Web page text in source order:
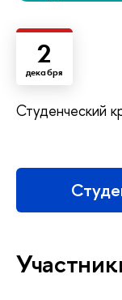
2
декабря
Студенческий